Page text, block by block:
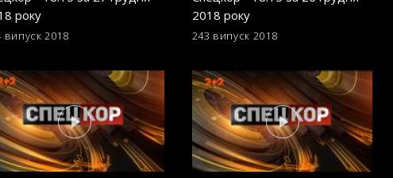
року
випуск 2018
2018 року
243 випуск 2018